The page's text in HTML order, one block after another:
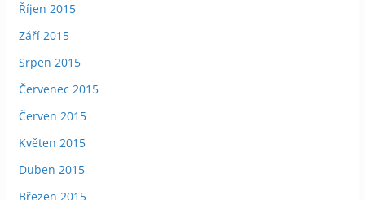
Říjen 2015
Září 2015
Srpen 2015
Červenec 2015
Červen 2015
Květen 2015
Duben 2015
Březen 2015